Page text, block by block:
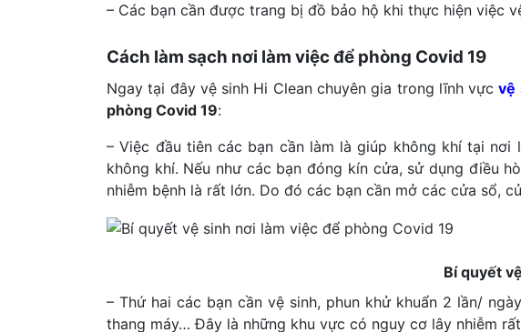
– Các bạn cần được trang bị đồ bảo hộ khi thực hiện việc
Cách làm sạch nơi làm việc để phòng Covid 19
Ngay tại đây vệ sinh Hi Clean chuyên gia trong lĩnh vựcvệ
phòng Covid 19:
– Việc đầu tiên các bạn cần làm là giúp không khí tại
không khí. Nếu như các bạn đóng kín cửa, sử dụng điều
nhiễm bệnh là rất lớn. Do đó các bạn cần mở các cửa sổ,
Bí quyết
– Thứ hai các bạn cần vệ sinh, phun khử khuẩn 2 lần/
thang máy… Đây là những khu vực có nguy cơ lây nhiễm